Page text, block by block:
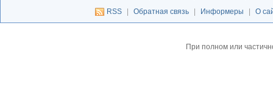
RSS
Обратная связь Информеры О
При полном или